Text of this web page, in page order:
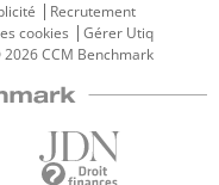
Recrutement
cookies
Gérer Utiq
CCM Benchmark